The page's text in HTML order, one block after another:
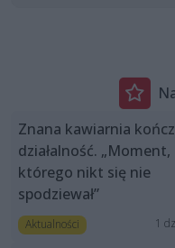
Znana kawiarnia
działalność. „Moment,
którego nikt się nie
spodziewał”
Aktualności 1